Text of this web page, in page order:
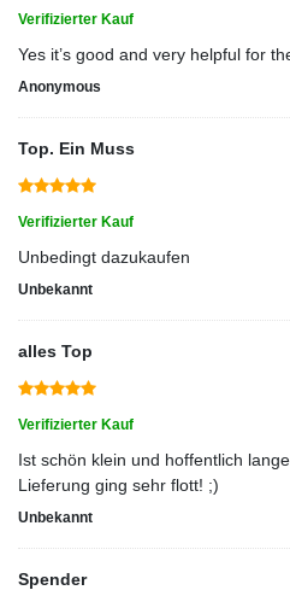
Verifizierter Kauf
Yes it’s good and very helpful for
Anonymous
Top. Ein Muss
Verifizierter Kauf
Unbedingt dazukaufen
Unbekannt
alles Top
Verifizierter Kauf
Ist schön klein und hoffentlich
Lieferung ging sehr flott! ;)
Unbekannt
Spender